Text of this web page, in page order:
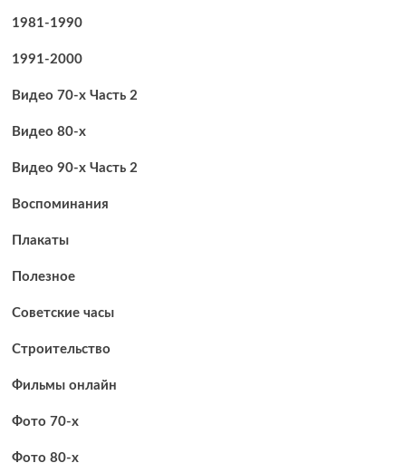
1981-1990
1991-2000
Видео 70-х Часть 2
Видео 80-х
Видео 90-х Часть 2
Воспоминания
Плакаты
Полезное
Советские часы
Строительство
Фильмы онлайн
Фото 70-х
Фото 80-х